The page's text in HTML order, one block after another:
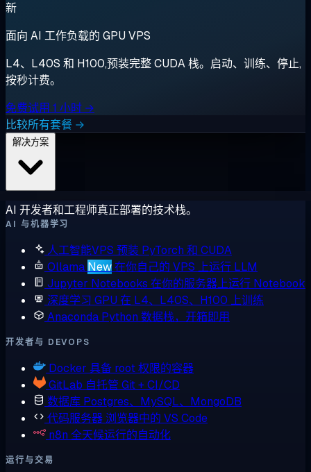
新
面向 AI 工作负载的 GPU VPS
L4、L40S 和 H100,预装完整 CUDA 栈。启动、训练、停止,
按秒计费。
免费试用 1 小时 →
比较所有套餐 →
AI 开发者和工程师真正部署的技术栈。
AI 与机器学习
人工智能VPS 预装 PyTorch 和 CUDA
Ollama New在你自己的 VPS 上运行 LLM
Jupyter Notebooks 在你的服务器上运行 Notebook
深度学习 GPU 在 L4、L40S、H100 上训练
Anaconda Python 数据栈，开箱即用
开发者与 DEVOPS
Docker 具备 root 权限的容器
GitLab 自托管 Git + CI/CD
数据库 Postgres、MySQL、MongoDB
代码服务器 浏览器中的 VS Code
n8n 全天候运行的自动化
运行与交易